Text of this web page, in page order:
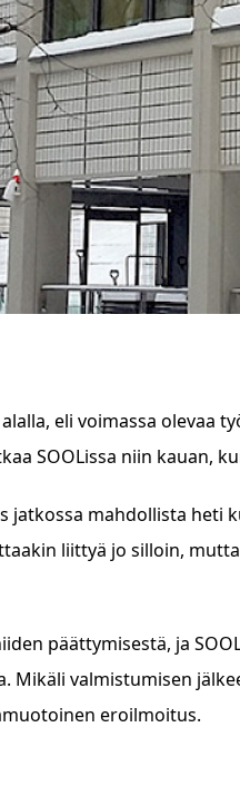
eli voimassa olevaa
SOOLissa niin kauan,
jatkossa mahdollista heti
liittyä jo silloin,
päättymisestä, ja
Mikäli valmistumisen
eroilmoitus.